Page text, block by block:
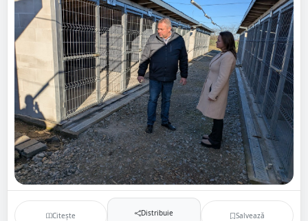
Citește Distribuie Salvează